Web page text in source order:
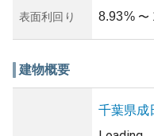
表面利回り 8.93% 〜
建物概要
千葉県成